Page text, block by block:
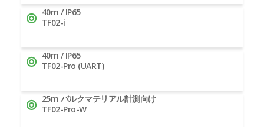
40m / IP65
TF02-i
40m / IP65
TF02-Pro (UART)
25m バルクマテリアル計測向け
TF02-Pro-W